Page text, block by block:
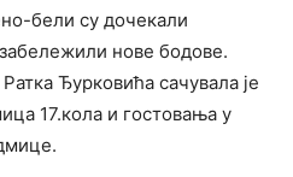
бели су дочекали
нове бодове.
Ђурковића сачувала је
17.кола и гостовања у